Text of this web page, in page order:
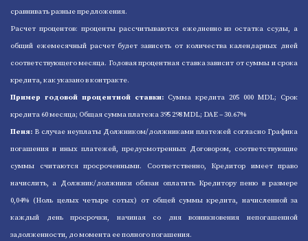
сравнивать разные предложения.
Расчет процентов: проценты рассчитываются ежедневно из остатка ссуды, а
общий ежемесячный расчет будет зависеть от количества календарных дней
соответствующего месяца. Годовая процентная ставка зависит от суммы и срока
кредита, как указано в контракте.
Пример годовой процентной ставки: Cумма кредита 205 000 MDL; Срок
кредита 60 месяца; Общая сумма платежа 395 298 MDL; DAE – 30.67%
Пеня: В случае неуплаты Должником/должниками платежей согласно Графика
погашения и иных платежей, предусмотренных Договором, соответствующие
суммы считаются просроченными. Cоответственно, Кредитор имеет право
начислить, а Должник/должники обязан оплатить Кредитору пеню в размере
0,04% (Ноль целых четыре сотых) от общей суммы кредита, начисленной за
каждый день просрочки, начиная со дня возникновения непогашенной
задолженности, до момента ее полного погашения.